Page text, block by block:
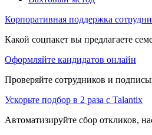
Корпоративная поддержка
Какой соцпакет вы предлагаете
Оформляйте кандидатов онлайн
Проверяйте сотрудников и
Ускорьте подбор в 2 раза с Talantix
Автоматизируйте сбор откликов,